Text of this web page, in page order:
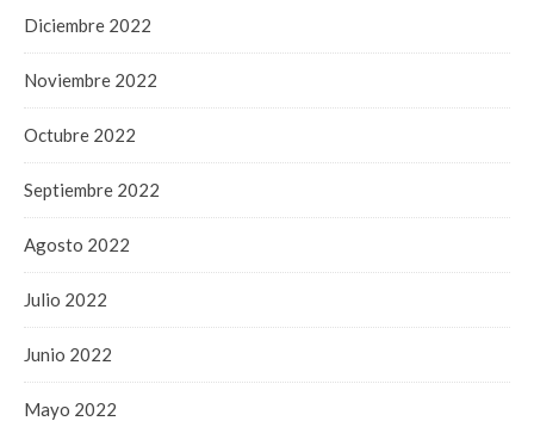
Diciembre 2022
Noviembre 2022
Octubre 2022
Septiembre 2022
Agosto 2022
Julio 2022
Junio 2022
Mayo 2022